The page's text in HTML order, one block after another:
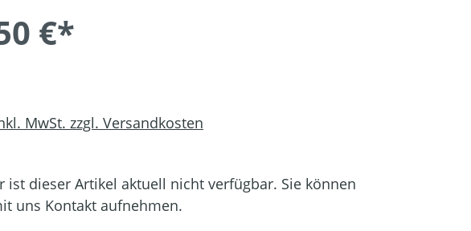
€*
MwSt. zzgl. Versandkosten
ist dieser Artikel aktuell nicht verfügbar. Sie können
uns Kontakt aufnehmen.